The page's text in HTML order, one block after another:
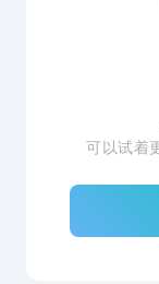
可以试着